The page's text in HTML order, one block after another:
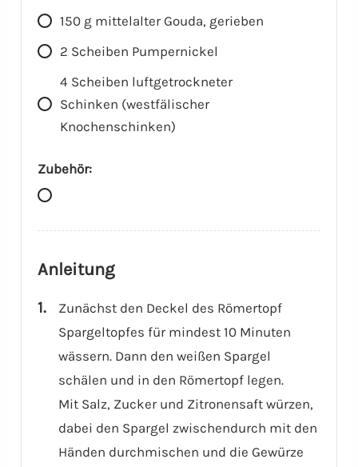
150 g mittelalter Gouda, gerieben
2 Scheiben Pumpernickel
4 Scheiben luftgetrockneter
Schinken (westfälischer
Knochenschinken)
Zubehör:
Anleitung
Zunächst den Deckel des Römertopf
Spargeltopfes für mindest 10 Minuten
wässern. Dann den weißen Spargel
schälen und in den Römertopf legen.
Mit Salz, Zucker und Zitronensaft würzen,
dabei den Spargel zwischendurch mit den
Händen durchmischen und die Gewürze